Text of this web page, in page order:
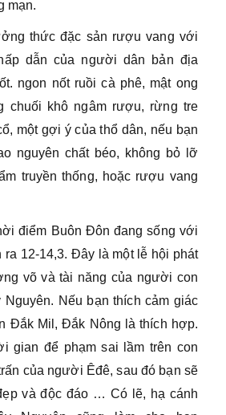
mạn.
thức đặc sản rượu vang với
dẫn của người dân bản địa
ngon nốt ruồi cà phê, mật ong
chuối khô ngâm rượu, rừng tre
một gợi ý của thổ dân, nếu bạn
nguyên chất béo, không bỏ lỡ
truyền thống, hoặc rượu vang
điểm Buôn Đôn đang sống với
ra 12-14,3. Đây là một lễ hội phát
võ và tài năng của người con
Nguyên. Nếu bạn thích cảm giác
Đắk Mil, Đắk Nông là thích hợp.
gian để phạm sai lầm trên con
của người Êđê, sau đó bạn sẽ
và độc đáo … Có lẽ, hạ cánh